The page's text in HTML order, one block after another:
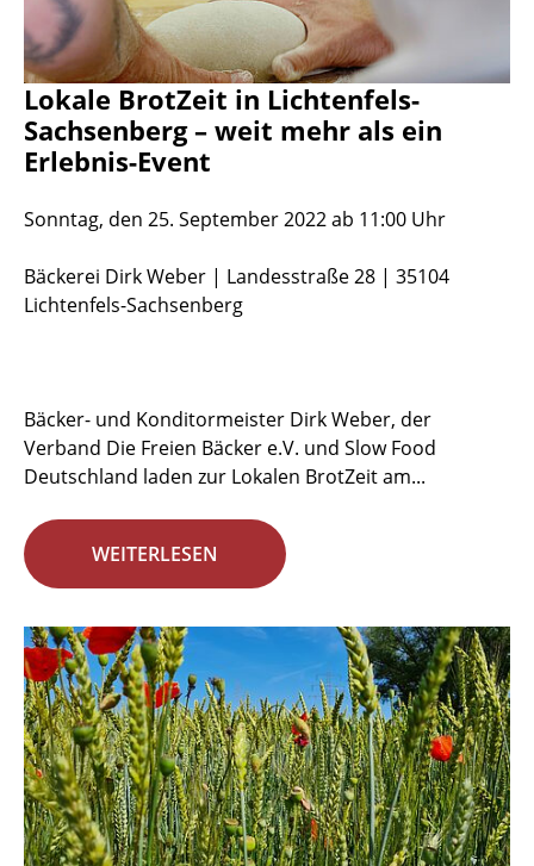
Lokale BrotZeit in Lichtenfels-
Sachsenberg – weit mehr als ein
Erlebnis-Event
Sonntag, den 25. September 2022 ab 11:00 Uhr
Bäckerei Dirk Weber | Landesstraße 28 | 35104
Lichtenfels-Sachsenberg
Bäcker- und Konditormeister Dirk Weber, der
Verband Die Freien Bäcker e.V. und Slow Food
Deutschland laden zur Lokalen BrotZeit am...
WEITERLESEN